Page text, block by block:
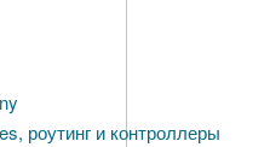
роутинг и контроллеры